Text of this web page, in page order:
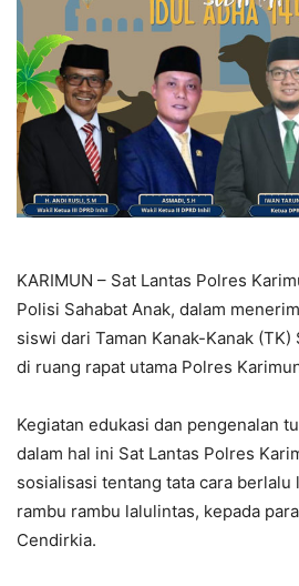
KARIMUN – Sat Lantas Polres
Polisi Sahabat Anak, dalam
siswi dari Taman Kanak-Kanak (TK)
di ruang rapat utama Polres
Kegiatan edukasi dan pengenalan
dalam hal ini Sat Lantas Polres
sosialisasi tentang tata cara berlalu
rambu rambu lalulintas, kepada
Cendirkia.